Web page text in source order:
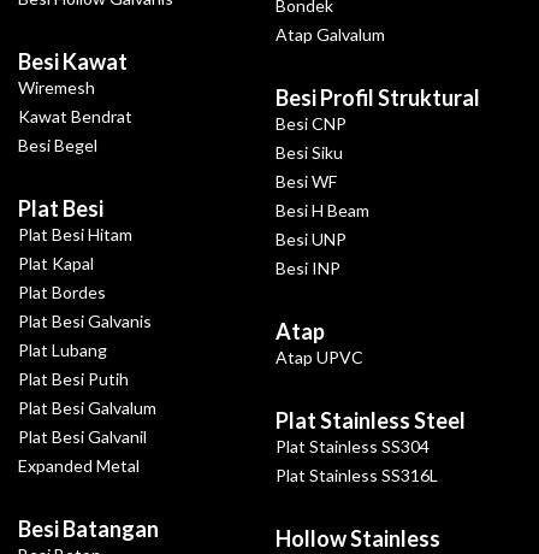
Besi Kawat
Wiremesh
Kawat Bendrat
Besi Begel
Plat Besi
Plat Besi Hitam
Plat Kapal
Plat Bordes
Plat Besi Galvanis
Plat Lubang
Plat Besi Putih
Plat Besi Galvalum
Plat Besi Galvanil
Expanded Metal
Besi Batangan
Bondek
Atap Galvalum
Besi Profil Struktural
Besi CNP
Besi Siku
Besi WF
Besi H Beam
Besi UNP
Besi INP
Atap
Atap UPVC
Plat Stainless Steel
Plat Stainless SS304
Plat Stainless SS316L
Hollow Stainless